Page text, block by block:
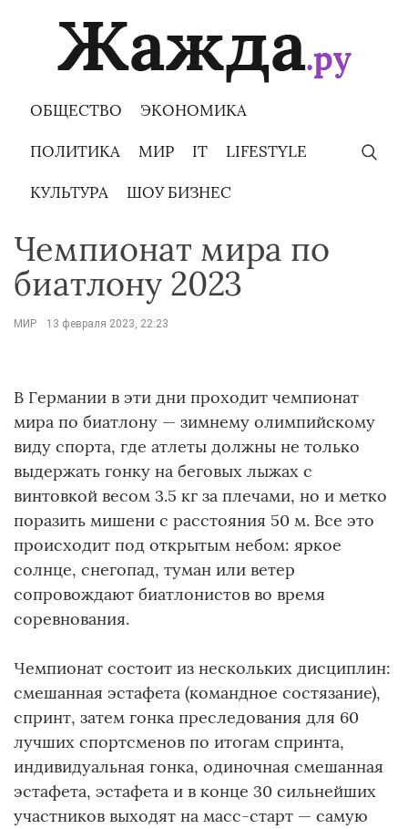
ОБЩЕСТВО ЭКОНОМИКА
ПОЛИТИКА МИР IT LIFESTYLE
КУЛЬТУРА ШОУ БИЗНЕС
Чемпионат мира по
биатлону 2023
МИР 13 февраля 2023, 22:23
В Германии в эти дни проходит чемпионат
мира по биатлону — зимнему олимпийскому
виду спорта, где атлеты должны не только
выдержать гонку на беговых лыжах с
винтовкой весом 3.5 кг за плечами, но и метко
поразить мишени с расстояния 50 м. Все это
происходит под открытым небом: яркое
солнце, снегопад, туман или ветер
сопровождают биатлонистов во время
соревнования.
Чемпионат состоит из нескольких дисциплин:
смешанная эстафета (командное состязание),
спринт, затем гонка преследования для 60
лучших спортсменов по итогам спринта,
индивидуальная гонка, одиночная смешанная
эстафета, эстафета и в конце 30 сильнейших
участников выходят на масс-старт — самую